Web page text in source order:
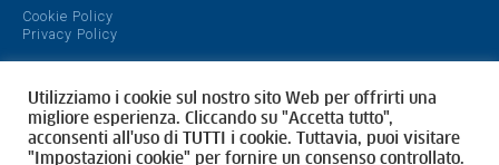
Cookie Policy
Privacy Policy
Utilizziamo i cookie sul nostro sito Web per offrirti una
migliore esperienza. Cliccando su "Accetta tutto",
acconsenti all'uso di TUTTI i cookie. Tuttavia, puoi visitare
"Impostazioni cookie" per fornire un consenso controllato.